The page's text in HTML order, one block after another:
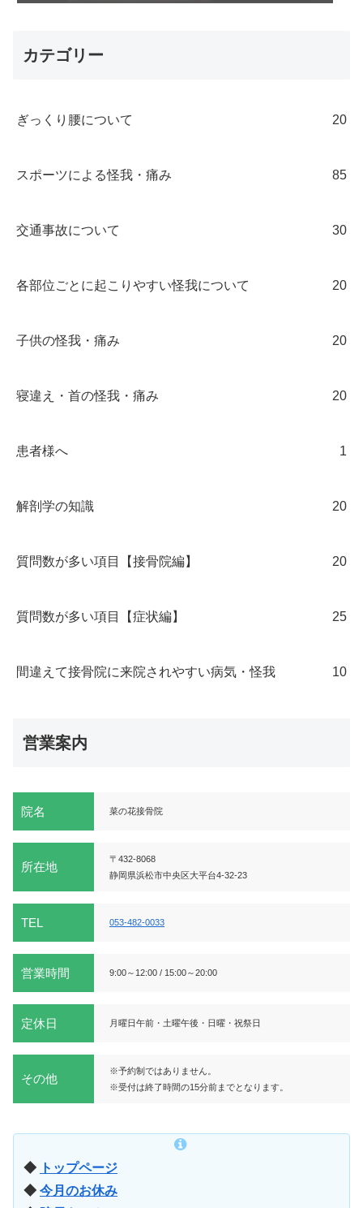
カテゴリー
ぎっくり腰について 20
スポーツによる怪我・痛み 85
交通事故について 30
各部位ごとに起こりやすい怪我について 20
子供の怪我・痛み 20
寝違え・首の怪我・痛み 20
患者様へ 1
解剖学の知識 20
質問数が多い項目【接骨院編】 20
質問数が多い項目【症状編】 25
間違えて接骨院に来院されやすい病気・怪我 10
営業案内
院名 菜の花接骨院
所在地
〒432-8068
静岡県浜松市中央区大平台4-32-23
TEL 053-482-0033
営業時間 9:00～12:00 / 15:00～20:00
定休日 月曜日午前・土曜午後・日曜・祝祭日
その他
※予約制ではありません。
※受付は終了時間の15分前までとなります。
◆
トップページ
◆ 今月のお休み